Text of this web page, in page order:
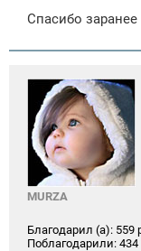
Спасибо
MURZA
Благодарил (а): 559
Поблагодарили: 434